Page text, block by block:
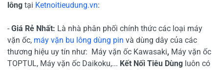
lông tại Ketnoitieudung.vn:
- Giá Rẻ Nhất: Là nhà phân phối chính thức các loại máy
vặn ốc, máy vặn bu lông dùng pin và dùng dây của các
thương hiệu uy tín như: Máy vặn ốc Kawasaki, Máy vặn ốc
TOPTUL, Máy vặn ốc Daikoku,... Kết Nối Tiêu Dùng luôn có